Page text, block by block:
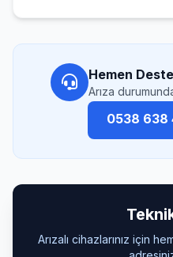
Hemen
Arıza
0538 638
Arızalı cihazlarınız için